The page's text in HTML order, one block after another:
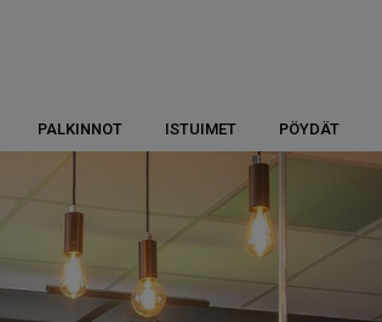
PALKINNOT ISTUIMET PÖYDÄT